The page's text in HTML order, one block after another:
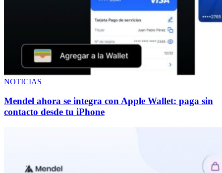
NOTICIAS
Mendel ahora se integra con Apple Wallet: paga sin
contacto desde tu iPhone